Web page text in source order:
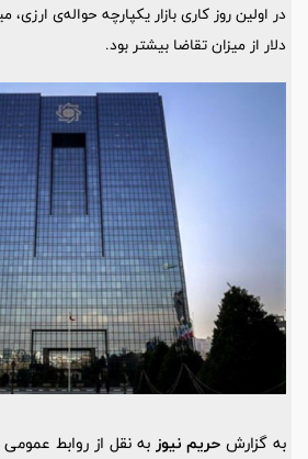
دلار از میزان تقاضا بیشتر بود.
به گزارش حریم نیوز به نقل از روابط عمومی